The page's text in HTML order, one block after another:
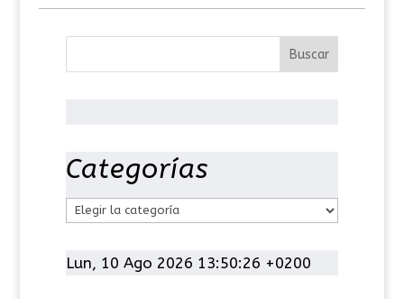
Categorías
tLun, 10 Ago 2026 13:50:27 +0200